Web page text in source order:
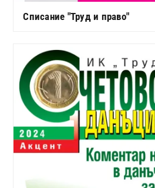
Списание "Труд и право"